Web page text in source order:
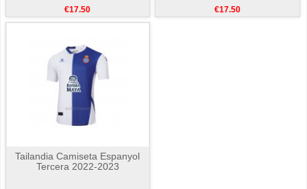
€17.50 €17.50
Tailandia Camiseta Espanyol
Tercera 2022-2023